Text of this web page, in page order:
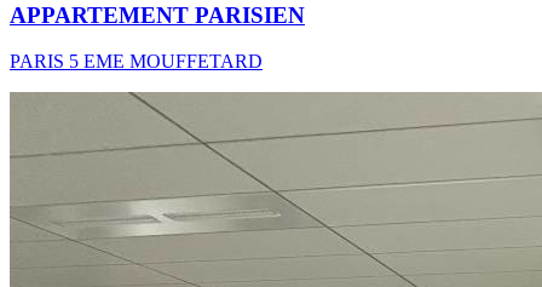
APPARTEMENT PARISIEN
PARIS 5 EME MOUFFETARD